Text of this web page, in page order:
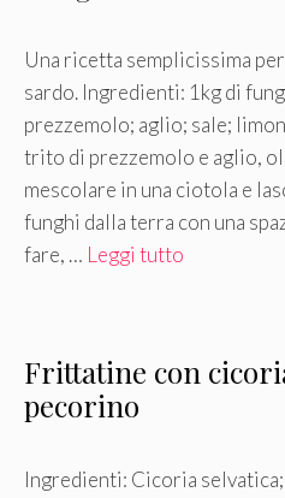
Una ricetta semplicissima
sardo. Ingredienti: 1kg di
prezzemolo; aglio; sale;
trito di prezzemolo e aglio,
mescolare in una ciotola e
funghi dalla terra con una
fare, … Leggi tutto
Frittatine con
pecorino
Ingredienti: Cicoria